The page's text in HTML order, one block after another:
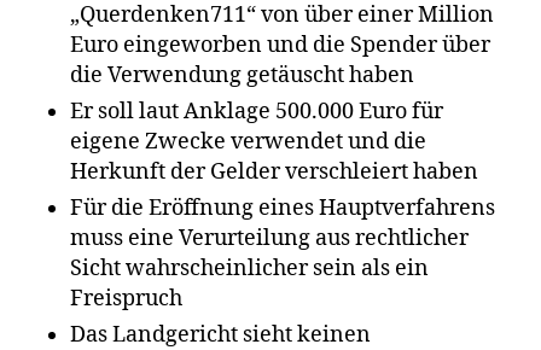
„Querdenken711“ von über einer Million
Euro eingeworben und die Spender über
die Verwendung getäuscht haben
Er soll laut Anklage 500.000 Euro für
eigene Zwecke verwendet und die
Herkunft der Gelder verschleiert haben
Für die Eröffnung eines Hauptverfahrens
muss eine Verurteilung aus rechtlicher
Sicht wahrscheinlicher sein als ein
Freispruch
Das Landgericht sieht keinen